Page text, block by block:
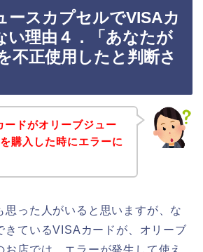
ースカプセルでVISAカ
い理由４．「あなたが
不正使用したと判断さ
ドがオリーブジュー
購入した時にエラーに
思った人がいると思いますが、な
きているVISAカードが、オリーブ
お店では、エラーが発生して使え